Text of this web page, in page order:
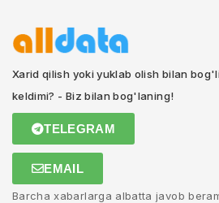
Xarid qilish yoki yuklab olish bilan
keldimi? - Biz bilan bog'laning!
TELEGRAM
EMAIL
Barcha xabarlarga albatta javob